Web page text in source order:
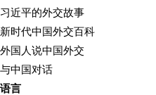
习近平的外交故事
新时代中国外交百科
外国人说中国外交
与中国对话
语言